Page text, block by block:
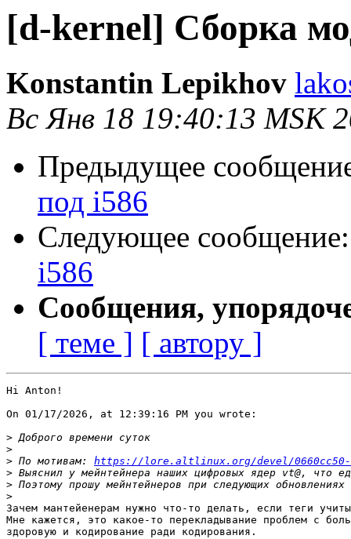
[d-kernel] Сборка
Konstantin Lepikhov
Вс Янв 18 19:40:13 MSK
Предыдущее
под i586
Следующее
i586
Сообщения,
[ теме ] [ автору ]
Hi Anton!
On 01/17/2026, at 12:39:16 PM you wrote:
>
>
> По мотивам: https://lore.altlinux.org/devel/0660cc50-
>
>
>
Зачем мантейенерам нужно что-то делать, если теги
Мне кажется, это какое-то перекладывание проблем с
здоровую и кодирование ради кодирования.